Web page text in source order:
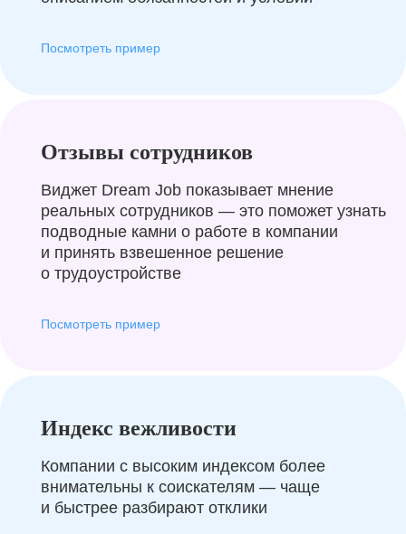
Посмотреть пример
Отзывы сотрудников
Виджет Dream Job показывает мнение
реальных сотрудников — это поможет узнать
подводные камни о работе в компании
и принять взвешенное решение
о трудоустройстве
Посмотреть пример
Индекс вежливости
Компании с высоким индексом более
внимательны к соискателям — чаще
и быстрее разбирают отклики